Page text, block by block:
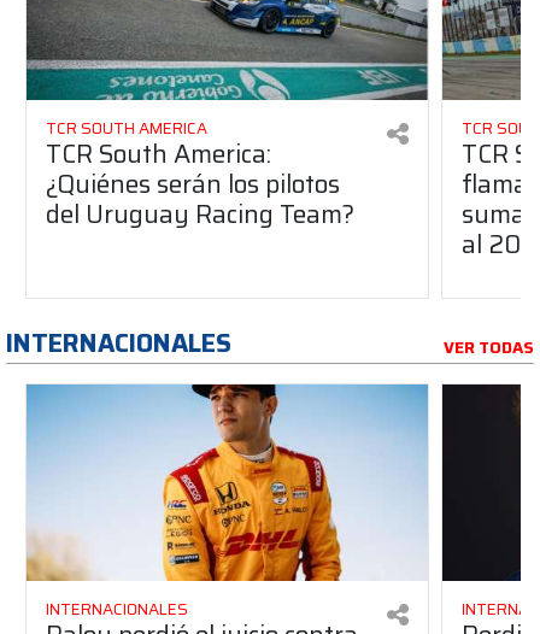
TCR SOUTH AMERICA
TCR South America:
¿Quiénes serán los pilotos
del Uruguay Racing Team?
TCR
TCR
suma
al
INTERNACIONALES VER TODAS
INTERNACIONALES